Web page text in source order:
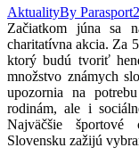
AktualityBy
Začiatkom júna sa
charitatívna akcia. Za
ktorý budú tvoriť
množstvo známych
upozornia na
rodinám, ale i
Najväčšie
Slovensku zažijú